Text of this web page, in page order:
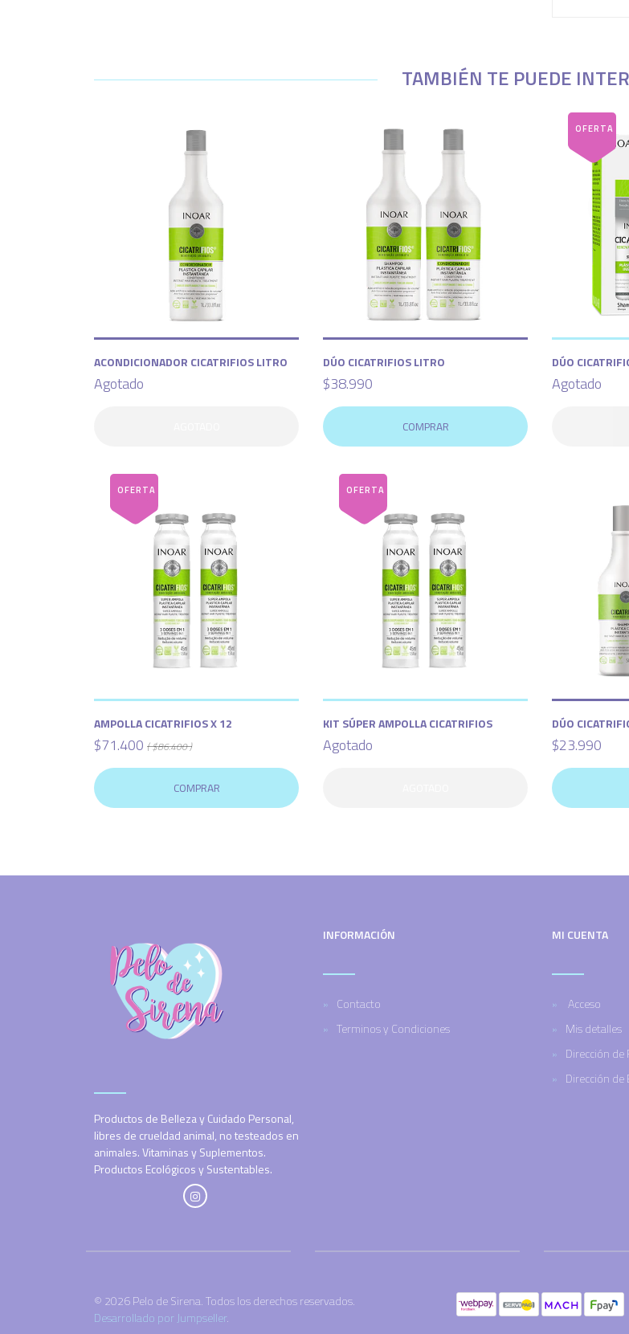
TAMBIÉN TE PUEDE
ACONDICIONADOR CICATRIFIOS LITRO
Agotado
DÚO CICATRIFIOS LITRO
$38.990
COMPRAR
DÚO
Agotado
AMPOLLA CICATRIFIOS X 12
$71.400 ( $86.400 )
COMPRAR
KIT SÚPER AMPOLLA CICATRIFIOS
Agotado
DÚO
$23.990
Productos de Belleza y Cuidado Personal,
libres de crueldad animal, no testeados en
animales. Vitaminas y Suplementos.
Productos Ecológicos y Sustentables.
INFORMACIÓN
Contacto
Terminos y Condiciones
MI CUENTA
Acceso
Mis detalles
Dirección de
Dirección de
© 2026 Pelo de Sirena. Todos los derechos reservados.
Desarrollado por Jumpseller.